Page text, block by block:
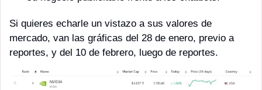
Si quieres echarle un vistazo a sus valores de
mercado, van las gráficas del 28 de enero, previo a
reportes, y del 10 de febrero, luego de reportes.